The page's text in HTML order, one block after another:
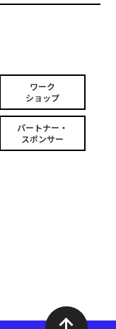
ワーク
ショップ
パートナー・
スポンサー